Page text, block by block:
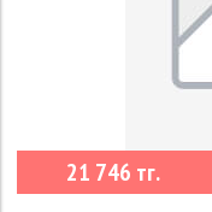
21 746 тг.